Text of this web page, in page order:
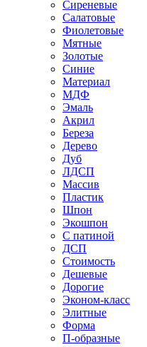
Сиреневые
Салатовые
Фиолетовые
Мятные
Золотые
Синие
Материал
МДФ
Эмаль
Акрил
Береза
Дерево
Дуб
ЛДСП
Массив
Пластик
Шпон
Экошпон
С патиной
ДСП
Стоимость
Дешевые
Дорогие
Эконом-класс
Элитные
Форма
П-образные